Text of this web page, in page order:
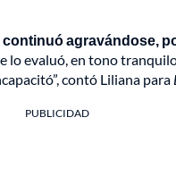
agravándose,
lo evaluó, en tono
contó Liliana para
PUBLICIDAD